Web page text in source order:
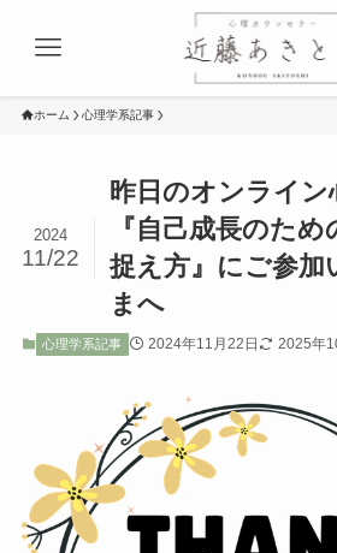
ホーム 心理学系記事
昨日のオンライン
『自己成長のため
捉え方』にご参加
まへ
2024
11/22
心理学系記事 2024年11月22日 2025年